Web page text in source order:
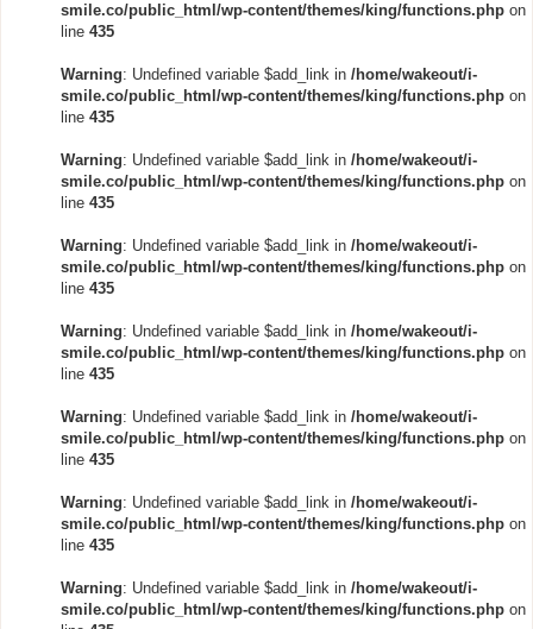
smile.co/public_html/wp-content/themes/king/functions.php on
line 435
Warning: Undefined variable $add_link in /home/wakeout/i-
smile.co/public_html/wp-content/themes/king/functions.php on
line 435
Warning: Undefined variable $add_link in /home/wakeout/i-
smile.co/public_html/wp-content/themes/king/functions.php on
line 435
Warning: Undefined variable $add_link in /home/wakeout/i-
smile.co/public_html/wp-content/themes/king/functions.php on
line 435
Warning: Undefined variable $add_link in /home/wakeout/i-
smile.co/public_html/wp-content/themes/king/functions.php on
line 435
Warning: Undefined variable $add_link in /home/wakeout/i-
smile.co/public_html/wp-content/themes/king/functions.php on
line 435
Warning: Undefined variable $add_link in /home/wakeout/i-
smile.co/public_html/wp-content/themes/king/functions.php on
line 435
Warning: Undefined variable $add_link in /home/wakeout/i-
smile.co/public_html/wp-content/themes/king/functions.php on